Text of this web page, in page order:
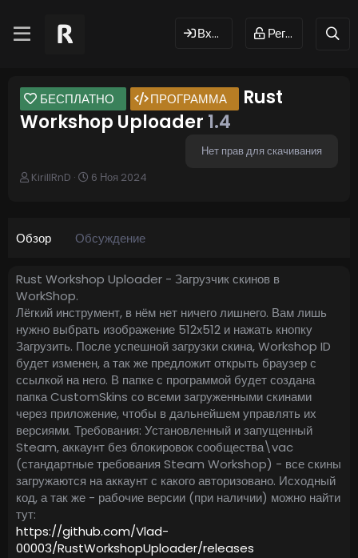
Вход Регистрация
БЕСПЛАТНО ПРОГРАММА
Rust
Workshop Uploader 1.4
Нет прав для скачивания
А
р
KirillRnD
Д
с
д
и
я
6 Ноя 2024
Обзор Обсуждение
Rust Workshop Uploader - Загрузчик скинов в
WorkShop.
Лёгкий инструмент, в нём нет ничего лишнего. Вам лишь
нужно выбрать изображение 512x512 и нажать кнопку
Загрузить. После успешной загрузки скина, Workshop ID
будет изменен, а так же предложит открыть браузер с
ссылкой на него. В папке с программой будет создана
папка CustomSkins со всеми загруженными скинами
через приложение, чтобы в дальнейшем управлять их
версиями. Требования: Установленный и запущенный
Steam, аккаунт без блокировок сообщества\vac
(стандартные требования Steam Workshop) - все скины
загружаются на аккаунт с какого авторизовано. Исходный
код, а так же - рабочие версии (при наличии) можно найти
тут:
https://github.com/Vlad-
00003/RustWorkshopUploader/releases